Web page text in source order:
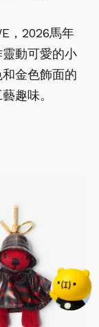
，2026馬年
動可愛的小
金色飾面的
趣味。